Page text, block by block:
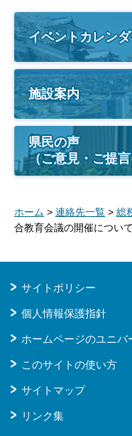
イベントカレン
施設案内
県民の声
（ご意見・ご提言
ホーム > 連絡先一覧 > 総
合教育会議の開催について
サイトポリシー
個人情報保護指針
ホームページのユニバ
このサイトの使い方
サイトマップ
リンク集